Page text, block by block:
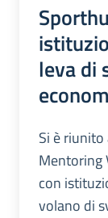
leva di
Si è
Mentoring
con
volano di